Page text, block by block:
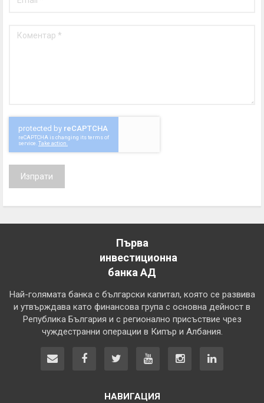
Изпрати
Първа
инвестиционна
банка АД
Най-голямата банка с български капитал, която се развива
и утвърждава като финансова група с основна дейност в
Република България и с регионално присъствие чрез
чуждестранни операции в Кипър и Албания.
НАВИГАЦИЯ